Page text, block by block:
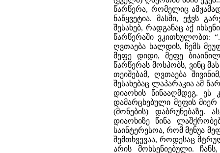
წარწერა, რომელიც
ნაწყვეტია. მასში, ეჭვს
შესახებ, რადგანაც აქ
წარწერაში ვკითხულობთ:
ღვთაება ხალდის, ჩემს
მეფე დიდი, მეფე
წარწერას მოსპობს, ვინც
თეიშებამ, ღვთაება
შესახებაც ლაპარაკია ამ
დიაოხის წინააღმდეგ. ეს
დამარცხებული მეფის
(მონების) დაბრუნებაზე.
დიაოხიზე წინა
საინტერესოა, რომ მენუა
შემთხვევაა, როდესაც
არის მოხსენიებული.